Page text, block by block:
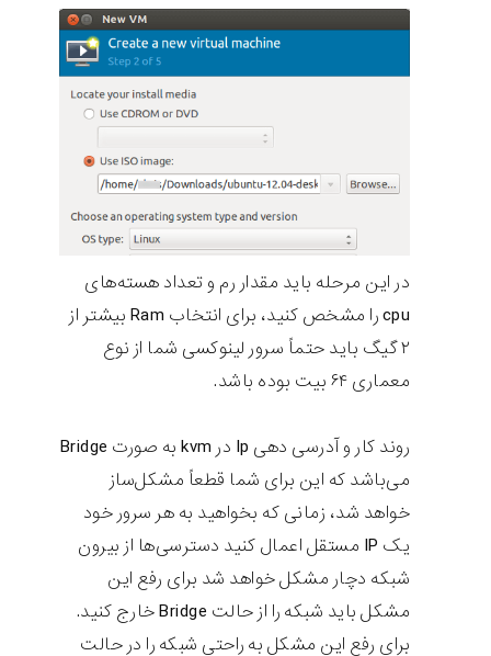
در این مرحله باید مقدار رم و تعداد هسته‌های
cpu را مشخص کنید، برای انتخاب Ram بیشتر از
۲ گیگ باید حتماً سرور لینوکسی شما از نوع
معماری ۶۴ بیت بوده باشد.
روند کار و آدرسی دهی Ip در kvm به صورت Bridge
می‌باشد که این برای شما قطعاً مشکل‌ساز
خواهد شد، زمانی که بخواهید به هر سرور خود
یک IP مستقل اعمال کنید دسترسی‌ها از بیرون
شبکه دچار مشکل خواهد شد برای رفع این
مشکل باید شبکه را از حالت Bridge خارج کنید.
برای رفع این مشکل به راحتی شبکه را در حالت